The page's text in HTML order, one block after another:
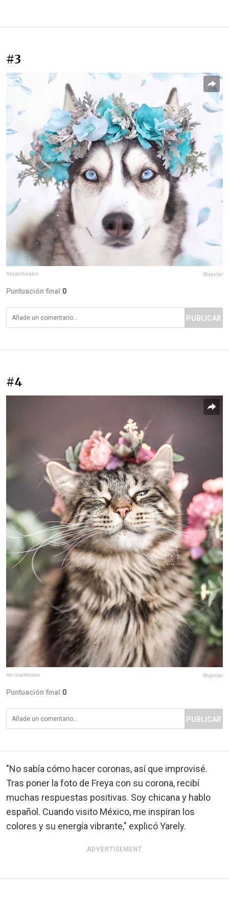
#3
freyasfloralco Reportar
Puntuación final:0
PUBLICAR
#4
leo.mainecoon Reportar
Puntuación final:0
PUBLICAR
"No sabía cómo hacer coronas, así que improvisé.
Tras poner la foto de Freya con su corona, recibí
muchas respuestas positivas. Soy chicana y hablo
español. Cuando visito México, me inspiran los
colores y su energía vibrante," explicó Yarely.
ADVERTISEMENT